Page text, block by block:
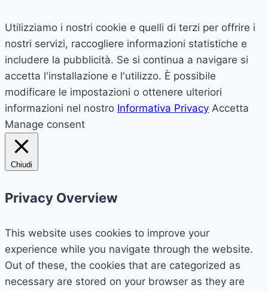
Utilizziamo i nostri cookie e quelli di terzi per offrire i
nostri servizi, raccogliere informazioni statistiche e
includere la pubblicità. Se si continua a navigare si
accetta l'installazione e l'utilizzo. È possibile
modificare le impostazioni o ottenere ulteriori
informazioni nel nostro Informativa Privacy Accetta
Manage consent
Chiudi
Privacy Overview
This website uses cookies to improve your
experience while you navigate through the website.
Out of these, the cookies that are categorized as
necessary are stored on your browser as they are